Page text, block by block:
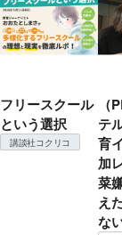
フリースクール
という選択
講談社コクリコ
（
テ
育
加
菜
え
な